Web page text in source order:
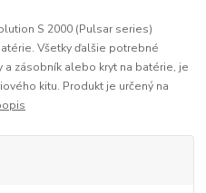
S 2000 (Pulsar series)
Všetky ďalšie potrebné
zásobník alebo kryt na batérie, je
kitu. Produkt je určený na